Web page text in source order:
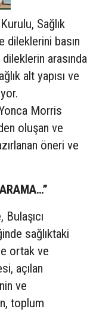
Sağlık
dileklerini basın
arasında
alt yapısı ve
Morris
oluşan ve
öneri ve
sağlıktaki
ortak ve
açılan
ve
toplum